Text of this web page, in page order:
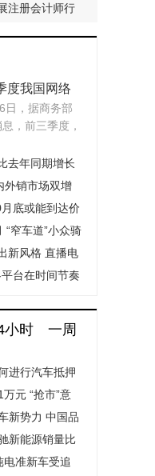
注册会计师行
度我国网络
场总体呈增
全国网上零
日，据商务部
，前三季度，
去年同期增长
26.5%
外销市场双增
界杯相比增长
底或能到达价
“窄车道”小众骑
“高速路”?
新风格 直播电
台在时间节奏
小时 一周
进行汽车抵押
元 “抢市”意
新势力 中国品
至55.5%
新能源销量比
电准新车受追